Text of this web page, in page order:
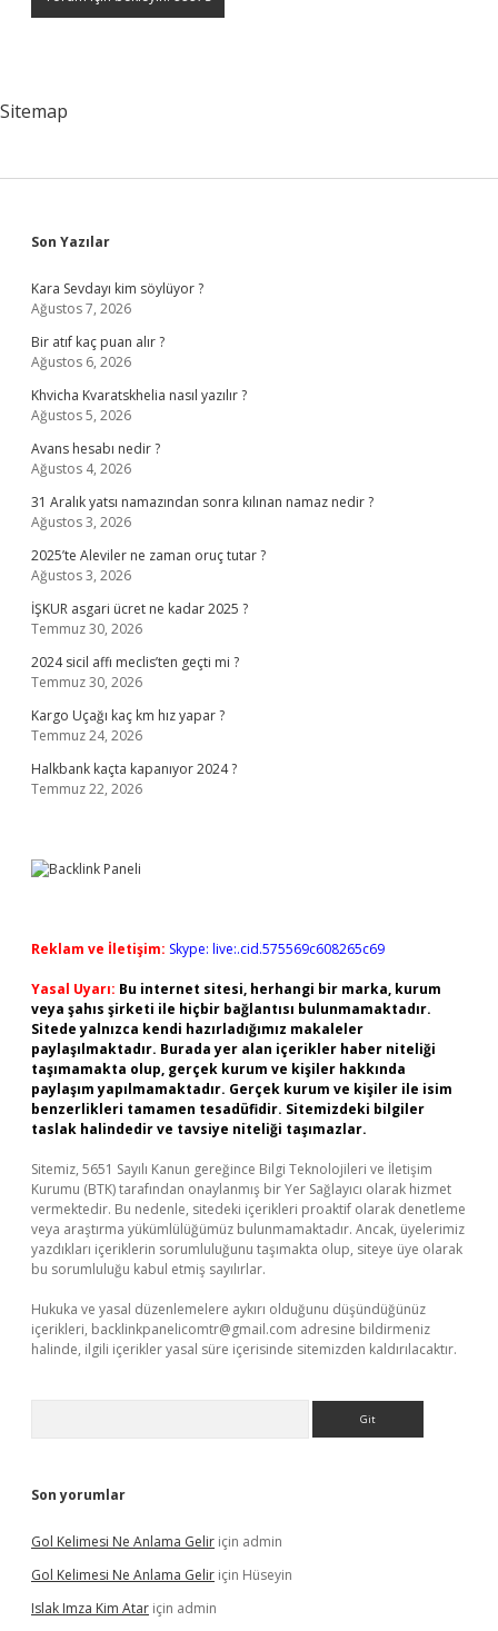
Sitemap
Sidebar
Son Yazılar
Kara Sevdayı kim söylüyor ?
Ağustos 7, 2026
Bir atıf kaç puan alır ?
Ağustos 6, 2026
Khvicha Kvaratskhelia nasıl yazılır ?
Ağustos 5, 2026
Avans hesabı nedir ?
Ağustos 4, 2026
31 Aralık yatsı namazından sonra kılınan namaz nedir ?
Ağustos 3, 2026
2025’te Aleviler ne zaman oruç tutar ?
Ağustos 3, 2026
İŞKUR asgari ücret ne kadar 2025 ?
Temmuz 30, 2026
2024 sicil affı meclis’ten geçti mi ?
Temmuz 30, 2026
Kargo Uçağı kaç km hız yapar ?
Temmuz 24, 2026
Halkbank kaçta kapanıyor 2024 ?
Temmuz 22, 2026
Reklam ve İletişim: Skype: live:.cid.575569c608265c69
Yasal Uyarı: Bu internet sitesi, herhangi bir marka, kurum
veya şahıs şirketi ile hiçbir bağlantısı bulunmamaktadır.
Sitede yalnızca kendi hazırladığımız makaleler
paylaşılmaktadır. Burada yer alan içerikler haber niteliği
taşımamakta olup, gerçek kurum ve kişiler hakkında
paylaşım yapılmamaktadır. Gerçek kurum ve kişiler ile isim
benzerlikleri tamamen tesadüfidir. Sitemizdeki bilgiler
taslak halindedir ve tavsiye niteliği taşımazlar.
Sitemiz, 5651 Sayılı Kanun gereğince Bilgi Teknolojileri ve İletişim
Kurumu (BTK) tarafından onaylanmış bir Yer Sağlayıcı olarak hizmet
vermektedir. Bu nedenle, sitedeki içerikleri proaktif olarak denetleme
veya araştırma yükümlülüğümüz bulunmamaktadır. Ancak, üyelerimiz
yazdıkları içeriklerin sorumluluğunu taşımakta olup, siteye üye olarak
bu sorumluluğu kabul etmiş sayılırlar.
Hukuka ve yasal düzenlemelere aykırı olduğunu düşündüğünüz
içerikleri, backlinkpanelicomtr@gmail.com adresine bildirmeniz
halinde, ilgili içerikler yasal süre içerisinde sitemizden kaldırılacaktır.
Son yorumlar
Gol Kelimesi Ne Anlama Gelir için admin
Gol Kelimesi Ne Anlama Gelir için Hüseyin
Islak Imza Kim Atar için admin